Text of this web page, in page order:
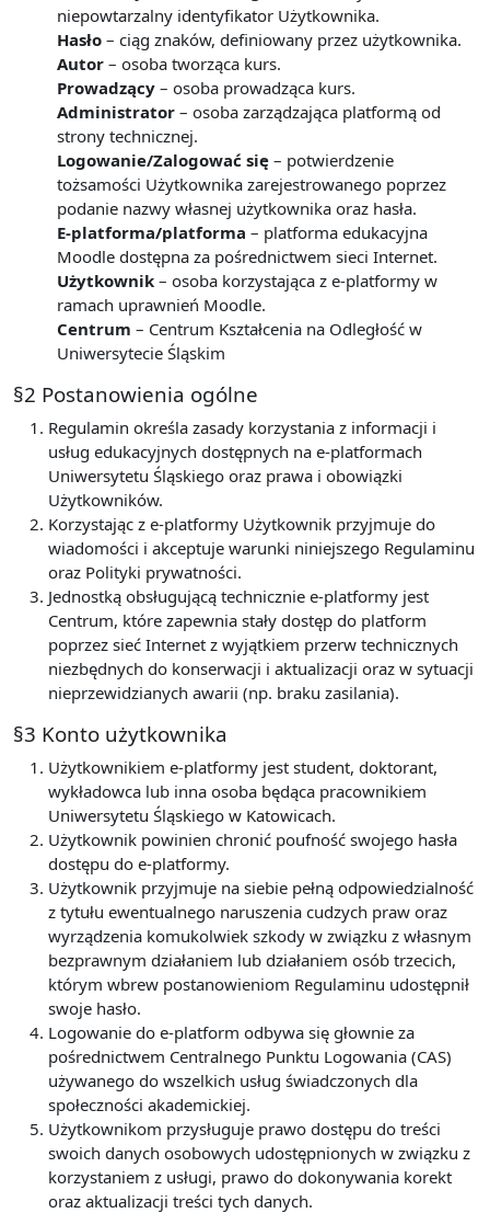
niepowtarzalny identyfikator Użytkownika.
Hasło – ciąg znaków, definiowany przez użytkownika.
Autor – osoba tworząca kurs.
Prowadzący – osoba prowadząca kurs.
Administrator – osoba zarządzająca platformą od
strony technicznej.
Logowanie/Zalogować się – potwierdzenie
tożsamości Użytkownika zarejestrowanego poprzez
podanie nazwy własnej użytkownika oraz hasła.
E-platforma/platforma – platforma edukacyjna
Moodle dostępna za pośrednictwem sieci Internet.
Użytkownik – osoba korzystająca z e-platformy w
ramach uprawnień Moodle.
Centrum – Centrum Kształcenia na Odległość w
Uniwersytecie Śląskim
§2 Postanowienia ogólne
Regulamin określa zasady korzystania z informacji i
usług edukacyjnych dostępnych na e-platformach
Uniwersytetu Śląskiego oraz prawa i obowiązki
Użytkowników.
Korzystając z e-platformy Użytkownik przyjmuje do
wiadomości i akceptuje warunki niniejszego Regulaminu
oraz Polityki prywatności.
Jednostką obsługującą technicznie e-platformy jest
Centrum, które zapewnia stały dostęp do platform
poprzez sieć Internet z wyjątkiem przerw technicznych
niezbędnych do konserwacji i aktualizacji oraz w sytuacji
nieprzewidzianych awarii (np. braku zasilania).
§3 Konto użytkownika
Użytkownikiem e-platformy jest student, doktorant,
wykładowca lub inna osoba będąca pracownikiem
Uniwersytetu Śląskiego w Katowicach.
Użytkownik powinien chronić poufność swojego hasła
dostępu do e-platformy.
Użytkownik przyjmuje na siebie pełną odpowiedzialność
z tytułu ewentualnego naruszenia cudzych praw oraz
wyrządzenia komukolwiek szkody w związku z własnym
bezprawnym działaniem lub działaniem osób trzecich,
którym wbrew postanowieniom Regulaminu udostępnił
swoje hasło.
Logowanie do e-platform odbywa się głownie za
pośrednictwem Centralnego Punktu Logowania (CAS)
używanego do wszelkich usług świadczonych dla
społeczności akademickiej.
Użytkownikom przysługuje prawo dostępu do treści
swoich danych osobowych udostępnionych w związku z
korzystaniem z usługi, prawo do dokonywania korekt
oraz aktualizacji treści tych danych.